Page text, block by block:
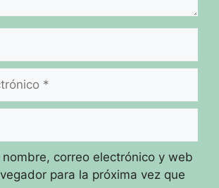
nombre, correo electrónico y web
para la próxima vez que